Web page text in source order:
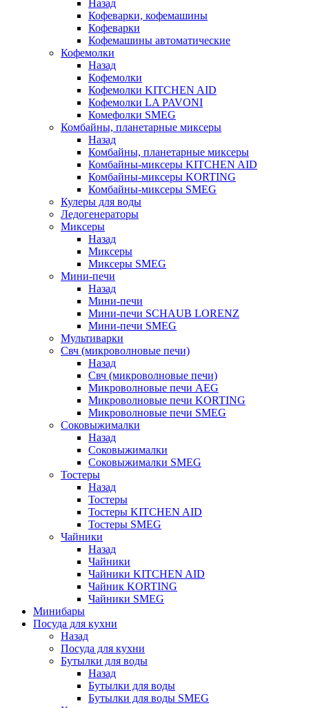
Назад
Кофеварки, кофемашины
Кофеварки
Кофемашины автоматические
Кофемолки
Назад
Кофемолки
Кофемолки KITCHEN AID
Кофемолки LA PAVONI
Комефолки SMEG
Комбайны, планетарные миксеры
Назад
Комбайны, планетарные миксеры
Комбайны-миксеры KITCHEN AID
Комбайны-миксеры KORTING
Комбайны-миксеры SMEG
Кулеры для воды
Ледогенераторы
Миксеры
Назад
Миксеры
Миксеры SMEG
Мини-печи
Назад
Мини-печи
Мини-печи SCHAUB LORENZ
Мини-печи SMEG
Мультиварки
Свч (микроволновые печи)
Назад
Свч (микроволновые печи)
Микроволновые печи AEG
Микроволновые печи KORTING
Микроволновые печи SMEG
Соковыжималки
Назад
Соковыжималки
Соковыжималки SMEG
Тостеры
Назад
Тостеры
Тостеры KITCHEN AID
Тостеры SMEG
Чайники
Назад
Чайники
Чайники KITCHEN AID
Чайник KORTING
Чайники SMEG
Минибары
Посуда для кухни
Назад
Посуда для кухни
Бутылки для воды
Назад
Бутылки для воды
Бутылки для воды SMEG